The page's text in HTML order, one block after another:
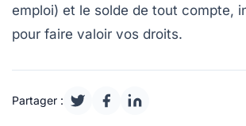
emploi) et le solde de tout compte,
pour faire valoir vos droits.
Partager :